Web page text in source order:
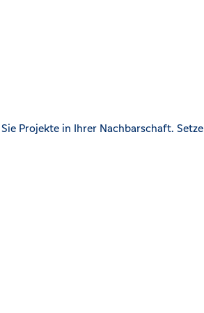
Projekte in Ihrer Nachbarschaft.